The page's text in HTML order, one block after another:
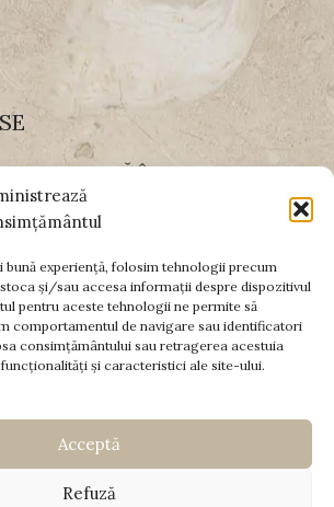
bună experiență, folosim tehnologii precum
și/sau accesa informații despre dispozitivul
pentru aceste tehnologii ne permite să
comportamentul de navigare sau identificatori
consimțământului sau retragerea acestuia
și caracteristici ale site-ului.
Acceptă
Refuză
SCHIMBĂ ÎNTREAGA
PRIN:
|Politica de cookies|Livrare și retur|
Plată
www.voalurimirese.ro